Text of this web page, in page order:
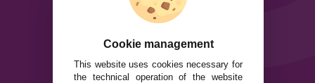
Cookie management
This website uses cookies necessary for
the technical operation of the website